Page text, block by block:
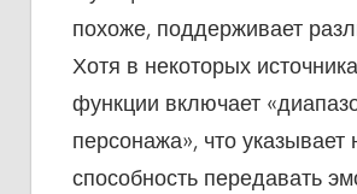
похоже, поддерживает
Хотя в некоторых
функции включает
персонажа», что
способность передавать